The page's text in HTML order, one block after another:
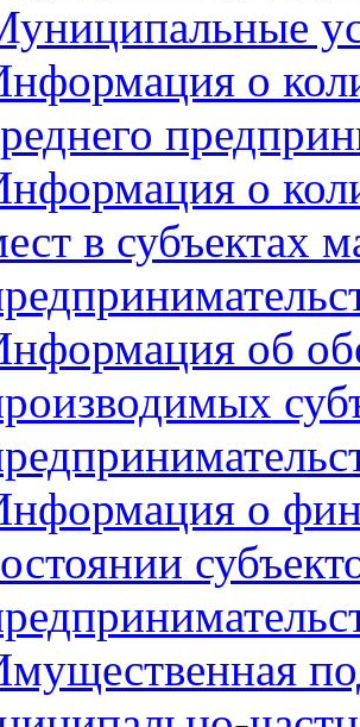
о
о
в субъектах
об
о